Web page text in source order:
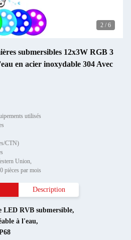
2 / 6
submersibles 12x3W RGB 3
en acier inoxydable 304 Avec
utilisés
CTN)
Union,
pièces par mois
Description
LED RVB submersible,
à l'eau,